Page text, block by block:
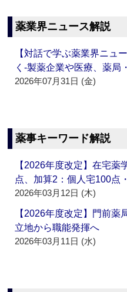
薬業界ニュース解説
【対話で学ぶ薬業界ニュ
く‐製薬企業や医療、薬
2026年07月31日 (金)
薬事キーワード解説
【2026年度改定】在宅
点、加算2：個人宅100点
2026年03月12日 (木)
【2026年度改定】門前
立地から職能発揮へ
2026年03月11日 (水)